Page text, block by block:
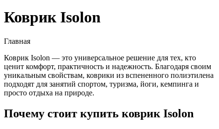
Коврик Isolon
Главная
Коврик Isolon — это универсальное решение для тех, кто
ценит комфорт, практичность и надежность. Благодаря своим
уникальным свойствам, коврики из вспененного полиэтилена
подходят для занятий спортом, туризма, йоги, кемпинга и
просто отдыха на природе.
Почему стоит купить коврик Isolon